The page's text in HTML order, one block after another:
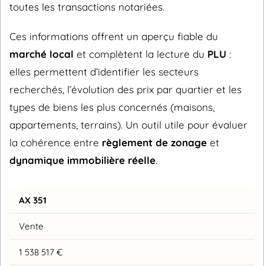
toutes les transactions notariées.
Ces informations offrent un aperçu fiable du
marché local et complètent la lecture du PLU :
elles permettent d’identifier les secteurs
recherchés, l’évolution des prix par quartier et les
types de biens les plus concernés (maisons,
appartements, terrains). Un outil utile pour évaluer
la cohérence entre règlement de zonage et
dynamique immobilière réelle.
AX 351
Vente
1 538 517 €